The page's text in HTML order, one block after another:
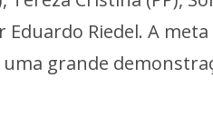
Eduardo Riedel. A
grande